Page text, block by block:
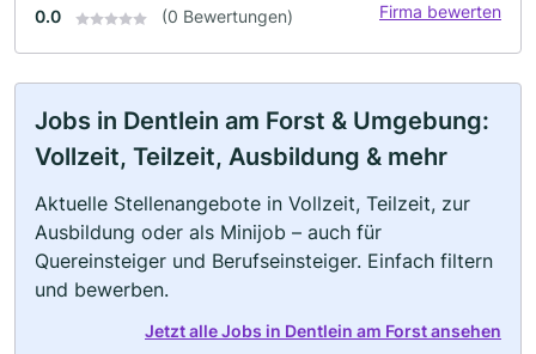
0.0 (0 Bewertungen) Firma bewerten
Jobs in Dentlein am Forst & Umgebung:
Vollzeit, Teilzeit, Ausbildung & mehr
Aktuelle Stellenangebote in Vollzeit, Teilzeit, zur
Ausbildung oder als Minijob – auch für
Quereinsteiger und Berufseinsteiger. Einfach filtern
und bewerben.
Jetzt alle Jobs in Dentlein am Forst ansehen